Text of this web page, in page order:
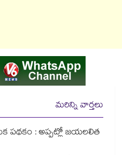
మరిన్ని వార్తలు
పథకం : అప్పట్లో జయలలిత